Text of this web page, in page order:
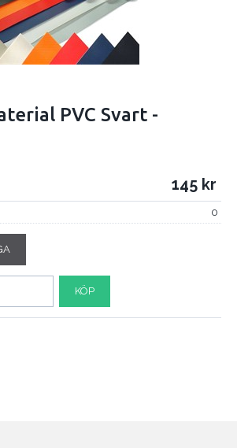
PVC Svart -
145
0
KÖP